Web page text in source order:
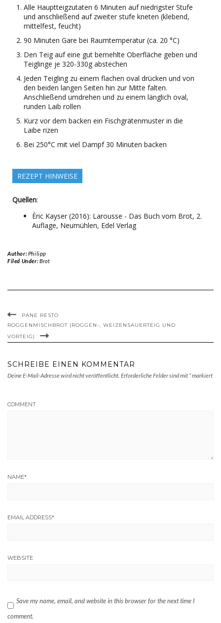
Alle Hauptteigzutaten 6 Minuten auf niedrigster Stufe
und anschließend auf zweiter stufe kneten (klebend,
mittelfest, feucht)
90 Minuten Gare bei Raumtemperatur (ca. 20 °C)
Den Teig auf eine gut bemehlte Oberfläche geben und
Teiglinge je 320-330g abstechen
Jeden Teigling zu einem flachen oval drücken und von
den beiden langen Seiten hin zur Mitte falten.
Anschließend umdrehen und zu einem länglich oval,
runden Laib rollen
Kurz vor dem backen ein Fischgrätenmuster in die
Laibe rizen
Bei 250°C mit viel Dampf 30 Minuten backen
REZEPT HINWEISE
Quellen:
Èric Kayser (2016): Larousse - Das Buch vom Brot, 2.
Auflage, Neumühlen, Edel Verlag
Author: Philipp
Filed Under:Brot
PANE RESTO
ROGGENMISCHBROT (ROGGEN-, WEIZENSAUERTEIG UND
VORTEIG)
SCHREIBE EINEN KOMMENTAR
Deine E-Mail-Adresse wird nicht veröffentlicht. Erforderliche Felder sind mit *markiert
COMMENT
NAME*
EMAIL ADDRESS*
WEBSITE
Save my name, email, and website in this browser for the next time I
comment.